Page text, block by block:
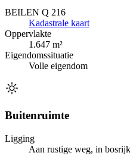
BEILEN Q 216
Kadastrale kaart
Oppervlakte
1.647 m²
Eigendomssituatie
Volle eigendom
Buitenruimte
Ligging
Aan rustige weg, in